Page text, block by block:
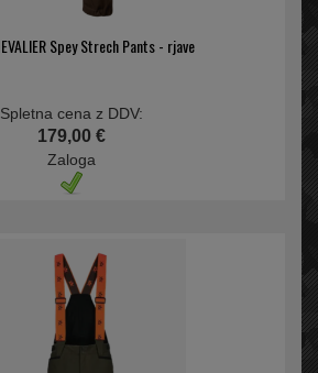
Spey Strech Pants - rjave
Spletna cena z DDV:
179,00 €
Zaloga